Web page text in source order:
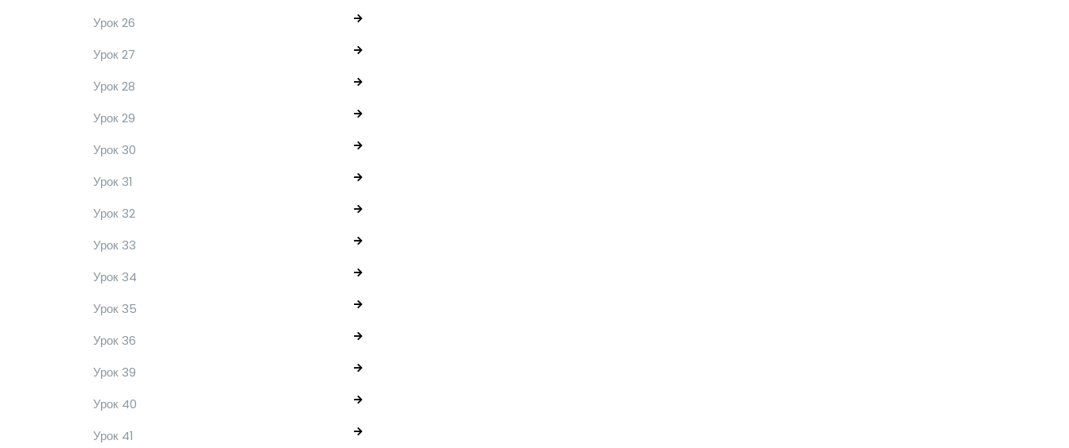
Урок 26
Урок 27
Урок 28
Урок 29
Урок 30
Урок 31
Урок 32
Урок 33
Урок 34
Урок 35
Урок 36
Урок 39
Урок 40
Урок 41